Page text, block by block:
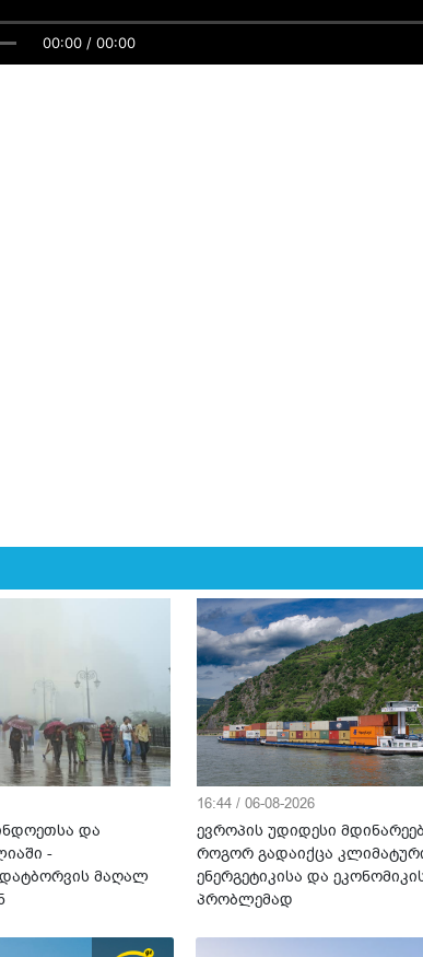
00:00 / 00:00
და
-
მაღალ
16:44 / 06-08-2026
ევროპის უდიდესი
როგორ გადაიქცა
ენერგეტიკისა და
პრობლემად